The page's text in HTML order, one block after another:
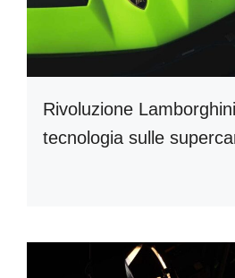
Rivoluzione
tecnologia sulle